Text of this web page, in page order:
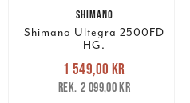
SHIMANO
Shimano Ultegra 2500FD
HG.
Nuvarande pris
1 549,00 krTidigare pris
2 099,00 kr
1 549,00 kr
2 099,00 kr